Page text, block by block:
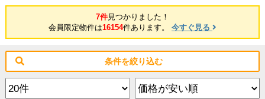
7件見つかりました！
会員限定物件は16154件あります。 今すぐ見る
条件を絞り込む